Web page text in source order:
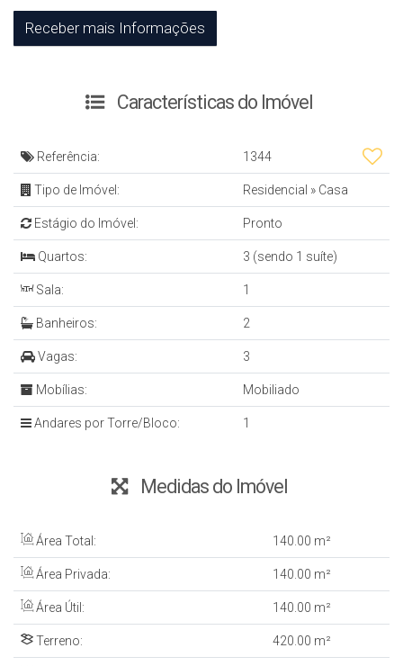
Características do Imóvel
Referência: 1344
Tipo de Imóvel: Residencial » Casa
Estágio do Imóvel: Pronto
Quartos: 3 (sendo 1 suíte)
Sala: 1
Banheiros: 2
Vagas: 3
Mobílias: Mobiliado
Andares por Torre/Bloco: 1
Medidas do Imóvel
Área Total: 140.00 m²
Área Privada: 140.00 m²
Área Útil: 140.00 m²
Terreno: 420.00 m²